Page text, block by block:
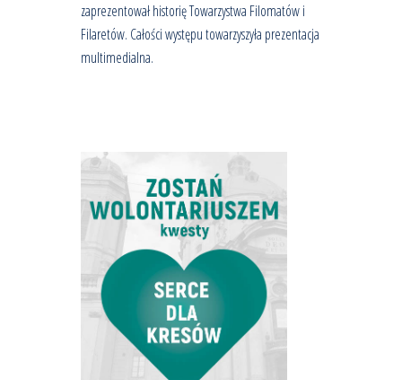
zaprezentował historię Towarzystwa Filomatów i
Filaretów. Całości występu towarzyszyła prezentacja
multimedialna.